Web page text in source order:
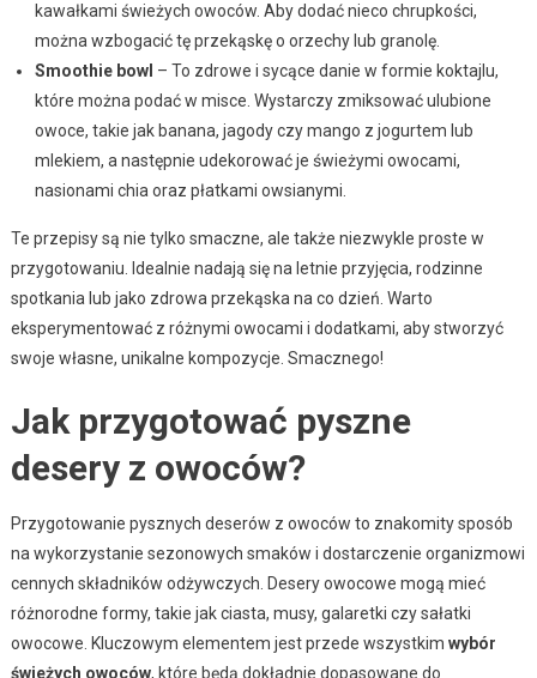
kawałkami świeżych owoców. Aby dodać nieco chrupkości,
można wzbogacić tę przekąskę o orzechy lub granolę.
Smoothie bowl – To zdrowe i sycące danie w formie koktajlu,
które można podać w misce. Wystarczy zmiksować ulubione
owoce, takie jak banana, jagody czy mango z jogurtem lub
mlekiem, a następnie udekorować je świeżymi owocami,
nasionami chia oraz płatkami owsianymi.
Te przepisy są nie tylko smaczne, ale także niezwykle proste w
przygotowaniu. Idealnie nadają się na letnie przyjęcia, rodzinne
spotkania lub jako zdrowa przekąska na co dzień. Warto
eksperymentować z różnymi owocami i dodatkami, aby stworzyć
swoje własne, unikalne kompozycje. Smacznego!
Jak przygotować pyszne
desery z owoców?
Przygotowanie pysznych deserów z owoców to znakomity sposób
na wykorzystanie sezonowych smaków i dostarczenie organizmowi
cennych składników odżywczych. Desery owocowe mogą mieć
różnorodne formy, takie jak ciasta, musy, galaretki czy sałatki
owocowe. Kluczowym elementem jest przede wszystkim wybór
świeżych owoców, które będą dokładnie dopasowane do